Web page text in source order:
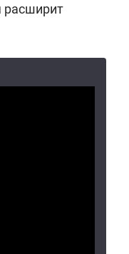
расширит